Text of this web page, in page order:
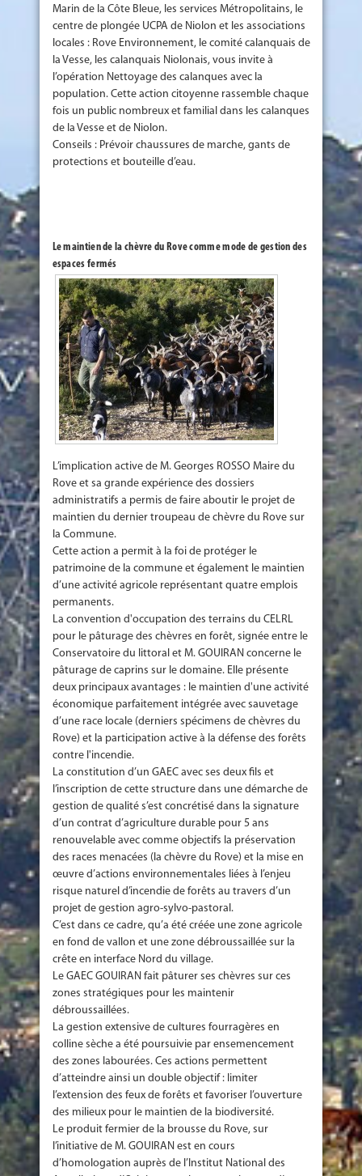
Marin de la Côte Bleue, les services Métropolitains, le
centre de plongée UCPA de Niolon et les associations
locales : Rove Environnement, le comité calanquais de
la Vesse, les calanquais Niolonais, vous invite à
l’opération Nettoyage des calanques avec la
population. Cette action citoyenne rassemble chaque
fois un public nombreux et familial dans les calanques
de la Vesse et de Niolon.
Conseils : Prévoir chaussures de marche, gants de
protections et bouteille d’eau.
Le maintien de la chèvre du Rove comme mode de gestion des
espaces fermés
L’implication active de M. Georges ROSSO Maire du
Rove et sa grande expérience des dossiers
administratifs a permis de faire aboutir le projet de
maintien du dernier troupeau de chèvre du Rove sur
la Commune.
Cette action a permit à la foi de protéger le
patrimoine de la commune et également le maintien
d’une activité agricole représentant quatre emplois
permanents.
La convention d'occupation des terrains du CELRL
pour le pâturage des chèvres en forêt, signée entre le
Conservatoire du littoral et M. GOUIRAN concerne le
pâturage de caprins sur le domaine. Elle présente
deux principaux avantages : le maintien d'une activité
économique parfaitement intégrée avec sauvetage
d’une race locale (derniers spécimens de chèvres du
Rove) et la participation active à la défense des forêts
contre l'incendie.
La constitution d’un GAEC avec ses deux fils et
l’inscription de cette structure dans une démarche de
gestion de qualité s’est concrétisé dans la signature
d’un contrat d’agriculture durable pour 5 ans
renouvelable avec comme objectifs la préservation
des races menacées (la chèvre du Rove) et la mise en
œuvre d’actions environnementales liées à l’enjeu
risque naturel d’incendie de forêts au travers d’un
projet de gestion agro-sylvo-pastoral.
C’est dans ce cadre, qu’a été créée une zone agricole
en fond de vallon et une zone débroussaillée sur la
crête en interface Nord du village.
Le GAEC GOUIRAN fait pâturer ses chèvres sur ces
zones stratégiques pour les maintenir
débroussaillées.
La gestion extensive de cultures fourragères en
colline sèche a été poursuivie par ensemencement
des zones labourées. Ces actions permettent
d’atteindre ainsi un double objectif : limiter
l’extension des feux de forêts et favoriser l’ouverture
des milieux pour le maintien de la biodiversité.
Le produit fermier de la brousse du Rove, sur
l’initiative de M. GOUIRAN est en cours
d’homologation auprès de l’Institut National des